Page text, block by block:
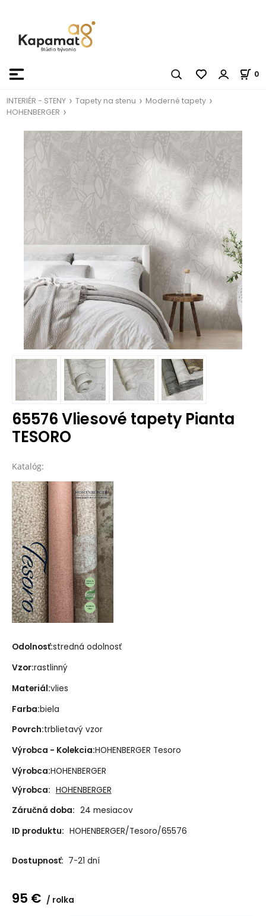
0
INTERIÉR - STENY Tapety na stenu
Moderné tapety
HOHENBERGER
65576 Vliesové tapety Pianta
TESORO
Katalóg:
Odolnosť:stredná odolnosť
Vzor:rastlinný
Materiál:vlies
Farba:biela
Povrch:trblietavý vzor
Výrobca - Kolekcia:HOHENBERGER Tesoro
Výrobca:HOHENBERGER
Výrobca: HOHENBERGER
Záručná doba: 24 mesiacov
ID produktu: HOHENBERGER/Tesoro/65576
Dostupnosť: 7-21 dní
95 € rolka